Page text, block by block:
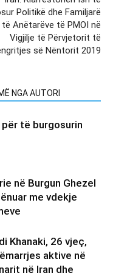
Politikë dhe Familjarë
të Anëtarëve të PMOI në
Vigjilje të Përvjetorit të
së Nëntorit 2019
NGA AUTORI
të burgosurin
në Burgun Ghezel
me vdekje
Khanaki, 26 vjeç,
aktive në
në Iran dhe